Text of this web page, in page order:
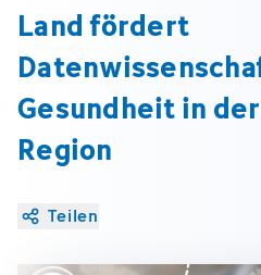
Land fördert
Gesundheit in
Region
Teilen